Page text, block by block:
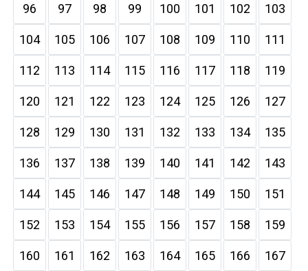
96 97 98 99 100 101 102 103
104 105 106 107 108 109 110 111
112 113 114 115 116 117 118 119
120 121 122 123 124 125 126 127
128 129 130 131 132 133 134 135
136 137 138 139 140 141 142 143
144 145 146 147 148 149 150 151
152 153 154 155 156 157 158 159
160 161 162 163 164 165 166 167